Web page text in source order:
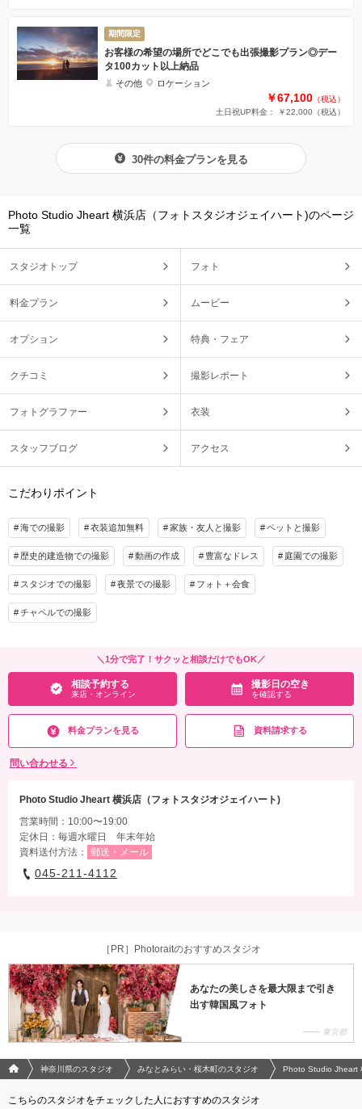
期間限定
お客様の希望の場所でどこでも出張撮影プラン◎デー
タ100カット以上納品
その他 ロケーション
￥67,100 （税込）
土日祝UP料金： ￥22,000 （税込）
30件の料金プランを見る
Photo Studio Jheart 横浜店（フォトスタジオジェイハート)のページ
一覧
スタジオトップ フォト
料金プラン ムービー
オプション 特典・フェア
クチコミ 撮影レポート
フォトグラファー 衣装
スタッフブログ アクセス
こだわりポイント
海での撮影 衣装追加無料 家族・友人と撮影 ペットと撮影
歴史的建造物での撮影 動画の作成 豊富なドレス 庭園での撮影
スタジオでの撮影 夜景での撮影 フォト＋会食
チャペルでの撮影
＼1分で完了！サクッと相談だけでもOK／
相談予約する
来店・オンライン
撮影日の空き
を確認する
料金プランを見る 資料請求する
問い合わせる
Photo Studio Jheart 横浜店（フォトスタジオジェイハート)
営業時間：10:00〜19:00
定休日：毎週水曜日 年末年始
資料送付方法：
郵送・メール
045-211-4112
［PR］Photoraitのおすすめスタジオ
あなたの美しさを最大限まで引き
出す韓国風フォト
東京都
フォトウエディング/結婚写真のPhotorait ホーム
神奈川県のスタジオ みなとみらい・桜木町のスタジオ Photo Studio Jheart
こちらのスタジオをチェックした人におすすめのスタジオ